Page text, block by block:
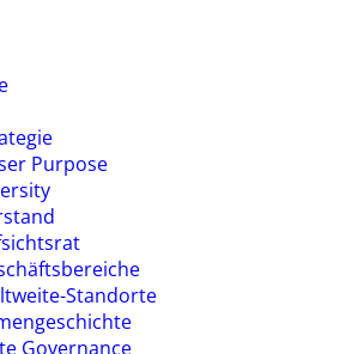
Purpose
Standorte
Governance